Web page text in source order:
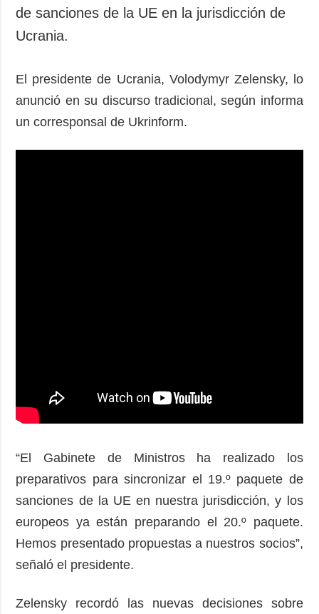
de sanciones de la UE en la jurisdicción de
Ucrania.
El presidente de Ucrania, Volodymyr Zelensky, lo
anunció en su discurso tradicional, según informa
un corresponsal de Ukrinform.
“El Gabinete de Ministros ha realizado los
preparativos para sincronizar el 19.º paquete de
sanciones de la UE en nuestra jurisdicción, y los
europeos ya están preparando el 20.º paquete.
Hemos presentado propuestas a nuestros socios”,
señaló el presidente.
Zelensky recordó las nuevas decisiones sobre